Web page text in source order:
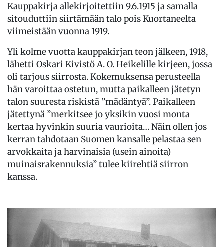
Kauppakirja allekirjoitettiin 9.6.1915 ja samalla
sitouduttiin siirtämään talo pois Kuortaneelta
viimeistään vuonna 1919.
Yli kolme vuotta kauppakirjan teon jälkeen, 1918,
lähetti Oskari Kivistö A. O. Heikelille kirjeen, jossa
oli tarjous siirrosta. Kokemuksensa perusteella
hän varoittaa ostetun, mutta paikalleen jätetyn
talon suuresta riskistä ”mädäntyä”. Paikalleen
jätettynä ”merkitsee jo yksikin vuosi monta
kertaa hyvinkin suuria vaurioita… Näin ollen jos
kerran tahdotaan Suomen kansalle pelastaa sen
arvokkaita ja harvinaisia (usein ainoita)
muinaisrakennuksia” tulee kiirehtiä siirron
kanssa.